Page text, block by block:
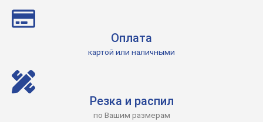
Оплата
картой или наличными
Резка и распил
по Вашим размерам